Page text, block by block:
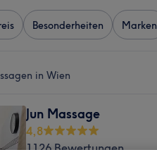
Besonderheiten Marken
in Wien
Jun Massage
4,8